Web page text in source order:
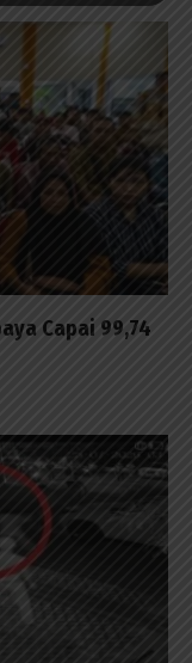
Capai 99,74